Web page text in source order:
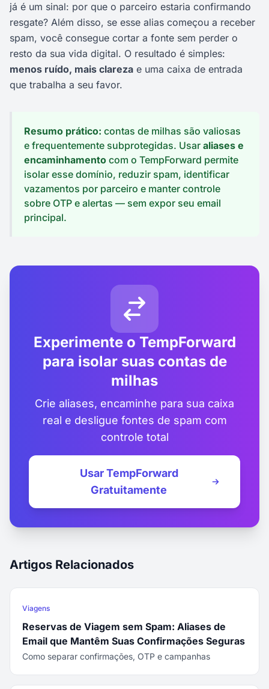
já é um sinal: por que o parceiro estaria confirmando
resgate? Além disso, se esse alias começou a receber
spam, você consegue cortar a fonte sem perder o
resto da sua vida digital. O resultado é simples:
menos ruído, mais clareza e uma caixa de entrada
que trabalha a seu favor.
Resumo prático: contas de milhas são valiosas
e frequentemente subprotegidas. Usar aliases e
encaminhamento com o TempForward permite
isolar esse domínio, reduzir spam, identificar
vazamentos por parceiro e manter controle
sobre OTP e alertas — sem expor seu email
principal.
Experimente o TempForward
para isolar suas contas de
milhas
Crie aliases, encaminhe para sua caixa
real e desligue fontes de spam com
controle total
Usar TempForward
Gratuitamente
Artigos Relacionados
Viagens
Reservas de Viagem sem Spam: Aliases de
Email que Mantêm Suas Confirmações Seguras
Como separar confirmações, OTP e campanhas